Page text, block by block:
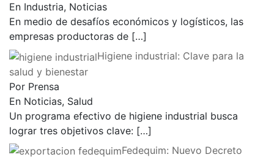
En Industria, Noticias
En medio de desafíos económicos y logísticos, las
empresas productoras de […]
Higiene industrial: Clave para la
salud y bienestar
Por Prensa
En Noticias, Salud
Un programa efectivo de higiene industrial busca
lograr tres objetivos clave: […]
Fedequim: Nuevo Decreto